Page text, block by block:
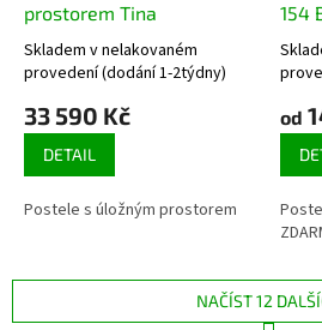
prostorem Tina
Průměrné
hodnocení
produktu
je
z
5
Skladem v nelakovaném
provedení (dodání 1-2týdny)
33 590 Kč
DETAIL
Postele s úložným prostorem
154
je
z
5
od
NAČÍST 12